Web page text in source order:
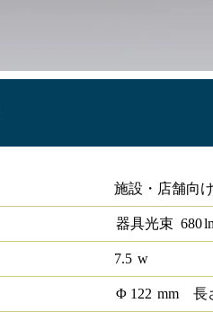
施設・店舗向
器具光束 680
7.5 w
Φ 122 mm 長